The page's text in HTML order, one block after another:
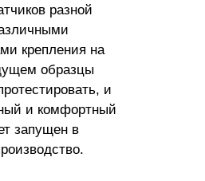
разной
крепления на
образцы
и
и комфортный
запущен в